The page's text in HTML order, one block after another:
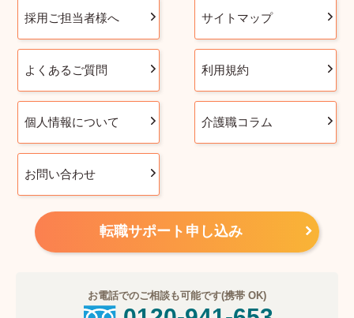
採用ご担当者様へ サイトマップ
よくあるご質問 利用規約
個人情報について 介護職コラム
お問い合わせ
転職サポート申し込み
お電話でのご相談も可能です(携帯 OK)